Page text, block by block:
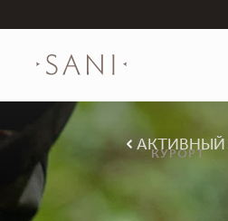
КУРОРТ
АКТИВНЫЙ